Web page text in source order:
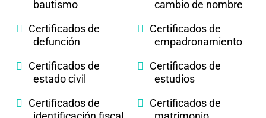
bautismo
cambio de nombre
Certificados de
defunción
Certificados de
empadronamiento
Certificados de
estado civil
Certificados de
estudios
Certificados de
Certificados de